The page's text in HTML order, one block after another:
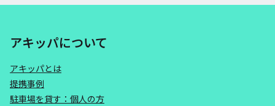
アキッパについて
アキッパとは
提携事例
駐車場を貸す：個人の方